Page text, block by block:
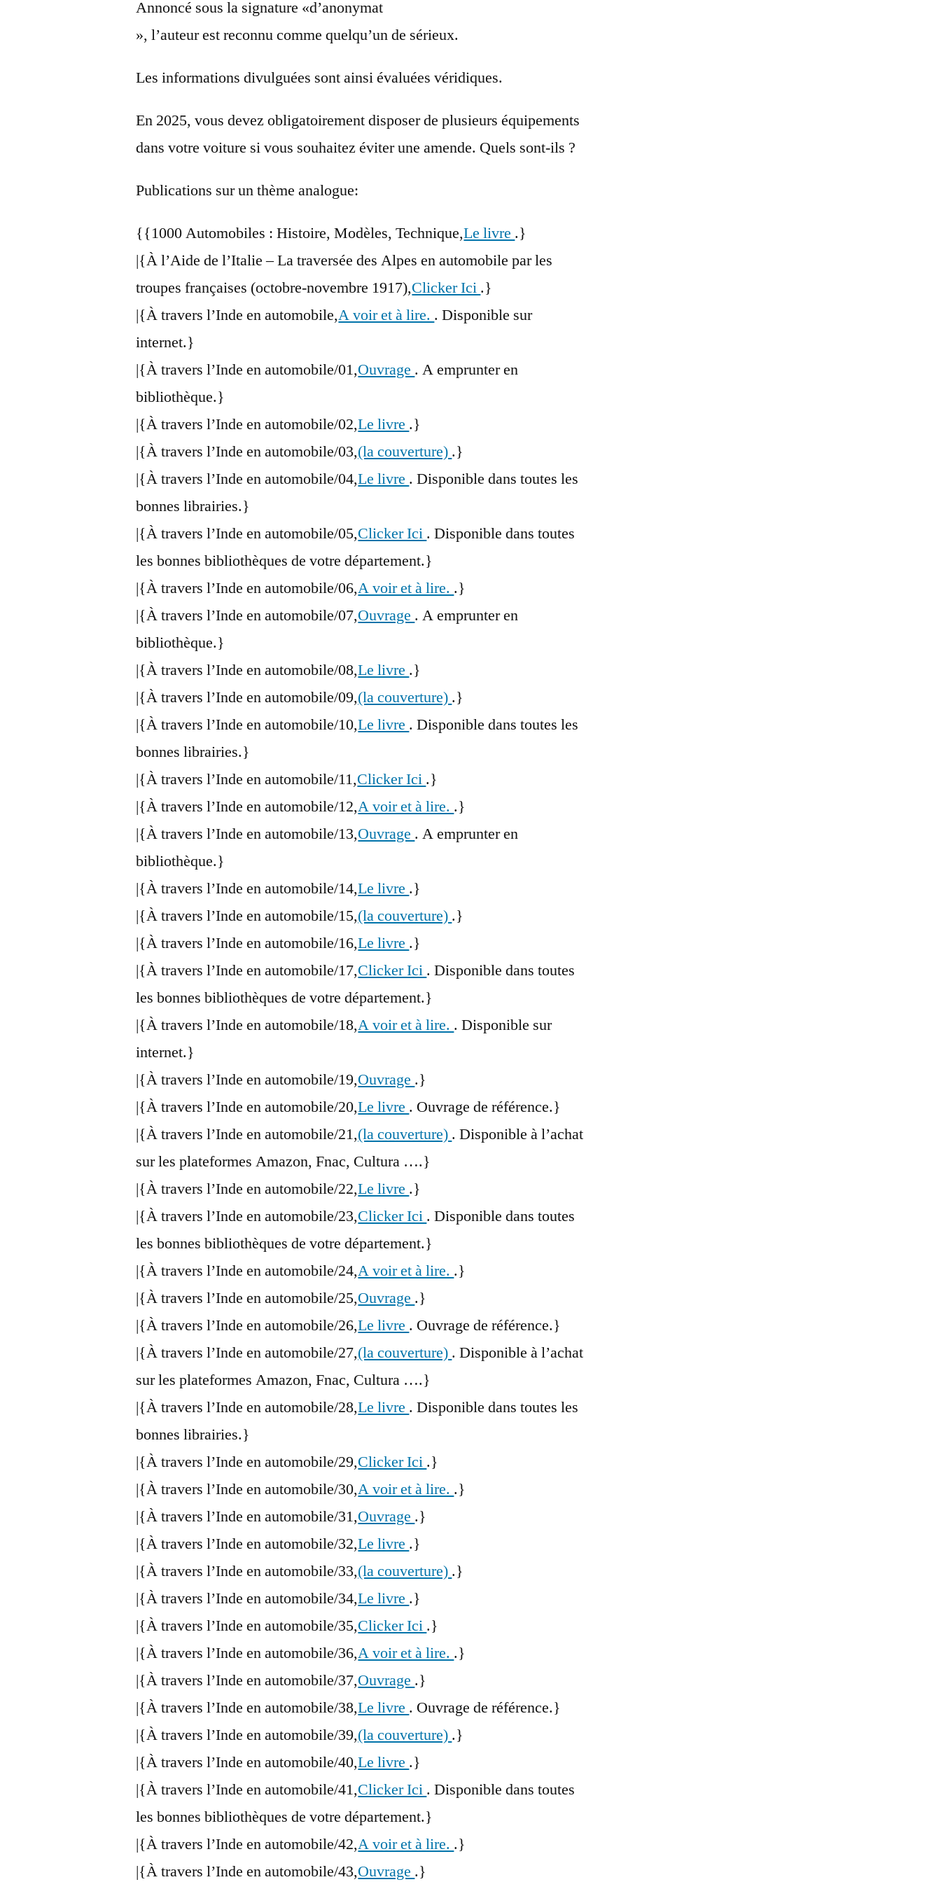
Annoncé sous la signature «d’anonymat
», l’auteur est reconnu comme quelqu’un de sérieux.
Les informations divulguées sont ainsi évaluées véridiques.
En 2025, vous devez obligatoirement disposer de plusieurs équipements
dans votre voiture si vous souhaitez éviter une amende. Quels sont-ils ?
Publications sur un thème analogue:
{{1000 Automobiles : Histoire, Modèles, Technique,Le livre .}
|{À l’Aide de l’Italie – La traversée des Alpes en automobile par les
troupes françaises (octobre-novembre 1917),Clicker Ici .}
|{À travers l’Inde en automobile,A voir et à lire. . Disponible sur
internet.}
|{À travers l’Inde en automobile/01,Ouvrage . A emprunter en
bibliothèque.}
|{À travers l’Inde en automobile/02,Le livre .}
|{À travers l’Inde en automobile/03,(la couverture) .}
|{À travers l’Inde en automobile/04,Le livre . Disponible dans toutes les
bonnes librairies.}
|{À travers l’Inde en automobile/05,Clicker Ici . Disponible dans toutes
les bonnes bibliothèques de votre département.}
|{À travers l’Inde en automobile/06,A voir et à lire. .}
|{À travers l’Inde en automobile/07,Ouvrage . A emprunter en
bibliothèque.}
|{À travers l’Inde en automobile/08,Le livre .}
|{À travers l’Inde en automobile/09,(la couverture) .}
|{À travers l’Inde en automobile/10,Le livre . Disponible dans toutes les
bonnes librairies.}
|{À travers l’Inde en automobile/11,Clicker Ici .}
|{À travers l’Inde en automobile/12,A voir et à lire. .}
|{À travers l’Inde en automobile/13,Ouvrage . A emprunter en
bibliothèque.}
|{À travers l’Inde en automobile/14,Le livre .}
|{À travers l’Inde en automobile/15,(la couverture) .}
|{À travers l’Inde en automobile/16,Le livre .}
|{À travers l’Inde en automobile/17,Clicker Ici . Disponible dans toutes
les bonnes bibliothèques de votre département.}
|{À travers l’Inde en automobile/18,A voir et à lire. . Disponible sur
internet.}
|{À travers l’Inde en automobile/19,Ouvrage .}
|{À travers l’Inde en automobile/20,Le livre . Ouvrage de référence.}
|{À travers l’Inde en automobile/21,(la couverture) . Disponible à l’achat
sur les plateformes Amazon, Fnac, Cultura ….}
|{À travers l’Inde en automobile/22,Le livre .}
|{À travers l’Inde en automobile/23,Clicker Ici . Disponible dans toutes
les bonnes bibliothèques de votre département.}
|{À travers l’Inde en automobile/24,A voir et à lire. .}
|{À travers l’Inde en automobile/25,Ouvrage .}
|{À travers l’Inde en automobile/26,Le livre . Ouvrage de référence.}
|{À travers l’Inde en automobile/27,(la couverture) . Disponible à l’achat
sur les plateformes Amazon, Fnac, Cultura ….}
|{À travers l’Inde en automobile/28,Le livre . Disponible dans toutes les
bonnes librairies.}
|{À travers l’Inde en automobile/29,Clicker Ici .}
|{À travers l’Inde en automobile/30,A voir et à lire. .}
|{À travers l’Inde en automobile/31,Ouvrage .}
|{À travers l’Inde en automobile/32,Le livre .}
|{À travers l’Inde en automobile/33,(la couverture) .}
|{À travers l’Inde en automobile/34,Le livre .}
|{À travers l’Inde en automobile/35,Clicker Ici .}
|{À travers l’Inde en automobile/36,A voir et à lire. .}
|{À travers l’Inde en automobile/37,Ouvrage .}
|{À travers l’Inde en automobile/38,Le livre . Ouvrage de référence.}
|{À travers l’Inde en automobile/39,(la couverture) .}
|{À travers l’Inde en automobile/40,Le livre .}
|{À travers l’Inde en automobile/41,Clicker Ici . Disponible dans toutes
les bonnes bibliothèques de votre département.}
|{À travers l’Inde en automobile/42,A voir et à lire. .}
|{À travers l’Inde en automobile/43,Ouvrage .}